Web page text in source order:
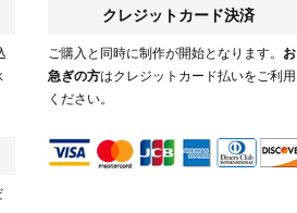
クレジットカード決済
ご購入と同時に制作が開始となります。 お
急ぎの方はクレジットカード払いをご利用
ください。